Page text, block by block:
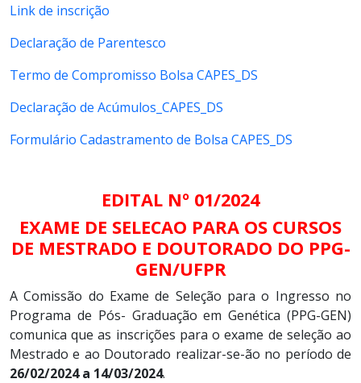
Link de inscrição
Declaração de Parentesco
Termo de Compromisso Bolsa CAPES_DS
Declaração de Acúmulos_CAPES_DS
Formulário Cadastramento de Bolsa CAPES_DS
EDITAL Nº 01/2024
EXAME DE SELECAO PARA OS CURSOS
DE MESTRADO E DOUTORADO DO PPG-
GEN/UFPR
A Comissão do Exame de Seleção para o Ingresso no
Programa de Pós- Graduação em Genética (PPG-GEN)
comunica que as inscrições para o exame de seleção ao
Mestrado e ao Doutorado realizar-se-ão no período de
26/02/2024 a 14/03/2024.